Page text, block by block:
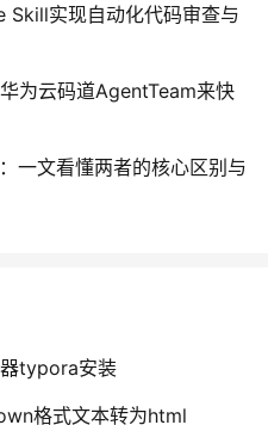
Skill实现自动化代码审查与
为云码道AgentTeam来快
一文看懂两者的核心区别与
typora安装
格式文本转为html